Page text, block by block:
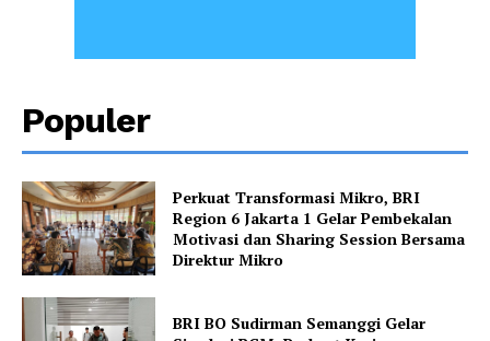
Populer
Perkuat Transformasi Mikro, BRI
Region 6 Jakarta 1 Gelar Pembekalan
Motivasi dan Sharing Session Bersama
Direktur Mikro
BRI BO Sudirman Semanggi Gelar